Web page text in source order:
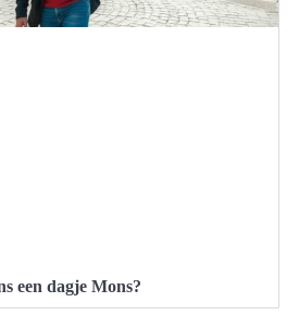
een dagje Mons?